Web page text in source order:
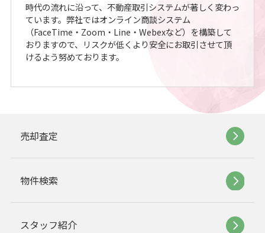
時代の流れに沿って、不動産取引システムが著しく変わっ
ています。弊社ではオンライン商談システム
（FaceTime・Zoom・Line・Webexなど）を構築して
おりますので、リスクが低くより安全にお取引させて頂
けるよう努めております。
売却査定
物件検索
スタッフ紹介